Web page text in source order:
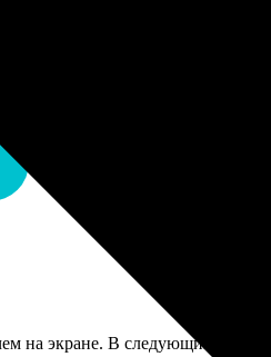
отправим заказ
трек-номером для
его в
на экране. В следующий раз